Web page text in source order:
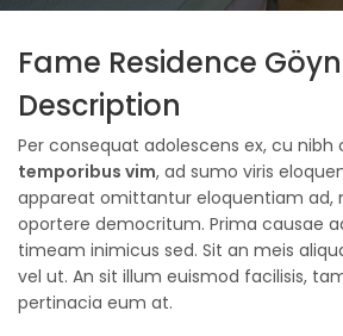
Fame Residence
Description
Per consequat adolescens ex, cu
temporibus vim, ad sumo viris
appareat omittantur eloquentiam ad,
oportere democritum. Prima causae
timeam inimicus sed. Sit an meis
vel ut. An sit illum euismod facilisis,
pertinacia eum at.